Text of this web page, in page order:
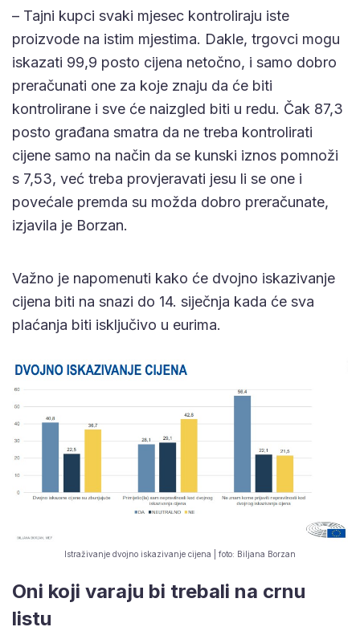
– Tajni kupci svaki mjesec kontroliraju iste
proizvode na istim mjestima. Dakle, trgovci mogu
iskazati 99,9 posto cijena netočno, i samo dobro
preračunati one za koje znaju da će biti
kontrolirane i sve će naizgled biti u redu. Čak 87,3
posto građana smatra da ne treba kontrolirati
cijene samo na način da se kunski iznos pomnoži
s 7,53, već treba provjeravati jesu li se one i
povećale premda su možda dobro preračunate,
izjavila je Borzan.
Važno je napomenuti kako će dvojno iskazivanje
cijena biti na snazi do 14. siječnja kada će sva
plaćanja biti isključivo u eurima.
Istraživanje dvojno iskazivanje cijena | foto: Biljana Borzan
Oni koji varaju bi trebali na crnu
listu